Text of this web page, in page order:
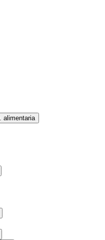
alimentaria